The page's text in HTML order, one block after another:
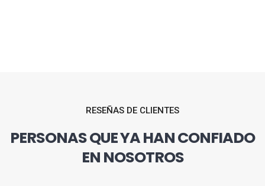
RESEÑAS DE CLIENTES
PERSONAS QUE YA HAN CONFIADO
EN NOSOTROS